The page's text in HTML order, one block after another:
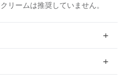
リームは推奨していません。